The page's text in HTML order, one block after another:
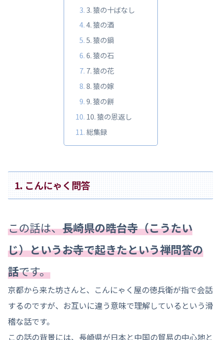
3. 猿の十ばなし
4. 猿の酒
5. 猿の鍋
6. 猿の石
7. 猿の花
8. 猿の嫁
9. 猿の餅
10. 猿の恩返し
総集録
1. こんにゃく問答
この話は、長崎県の晧台寺（こうたい
じ）というお寺で起きたという禅問答の
話です。
京都から来た坊さんと、こんにゃく屋の徳兵衛が指で会話
するのですが、お互いに違う意味で理解しているという滑
稽な話です。
この話の背景には、長崎県が日本と中国の貿易の中心地と